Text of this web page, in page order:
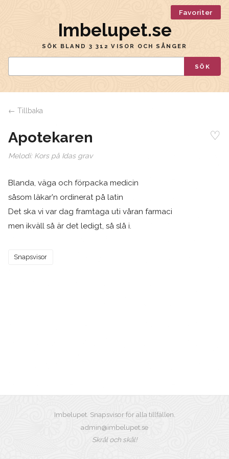
Favoriter
Imbelupet.se
SÖK BLAND 3 312 VISOR OCH SÅNGER
SÖK
← Tillbaka
Apotekaren ♡
Melodi: Kors på Idas grav
Blanda, väga och förpacka medicin
såsom läkar'n ordinerat på latin
Det ska vi var dag framtaga uti våran farmaci
men ikväll så är det ledigt, så slå i.
Snapsvisor
Imbelupet. Snapsvisor för alla tillfällen.
admin@imbelupet.se
Skrål och skål!